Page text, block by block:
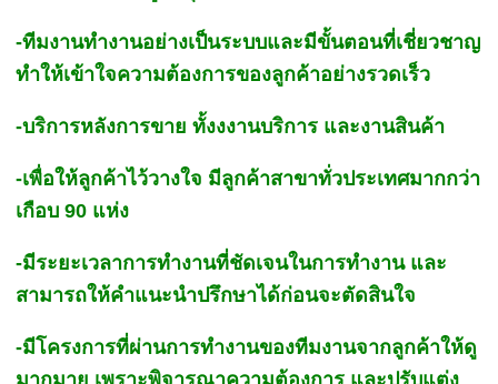
-ทีมงานทำงานอย่างเป็นระบบและมีขั้นตอนที่เชี่ยวชาญ
ทำให้เข้าใจความต้องการของลูกค้าอย่างรวดเร็ว
-บริการหลังการขาย ทั้งงงานบริการ และงานสินค้า
-เพื่อให้ลูกค้าไว้วางใจ มีลูกค้าสาขาทั่วประเทศมากกว่า
เกือบ 90 แห่ง
-มีระยะเวลาการทำงานที่ชัดเจนในการทำงาน และ
สามารถให้คำแนะนำปรึกษาได้ก่อนจะตัดสินใจ
-มีโครงการที่ผ่านการทำงานของทีมงานจากลูกค้าให้ดู